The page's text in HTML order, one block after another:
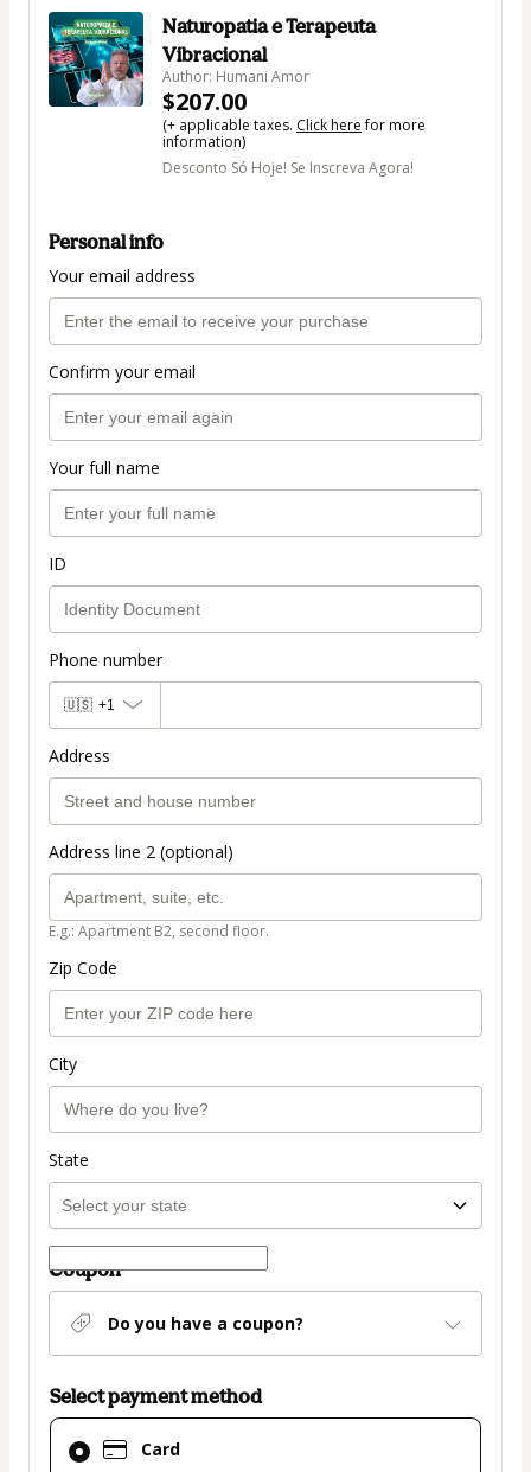
Naturopatia e Terapeuta
Vibracional
Author: Humani Amor
$207.00
(+ applicable taxes. Click herefor more
information)
Desconto Só Hoje! Se Inscreva Agora!
Personal info
Your email address
Confirm your email
Your full name
ID
Phone number
🇺🇸 +1
Address
Address line 2 (optional)
E.g.: Apartment B2, second floor.
Zip Code
City
State
Coupon
Do you have a coupon?
Select payment method
Card
Card
selected